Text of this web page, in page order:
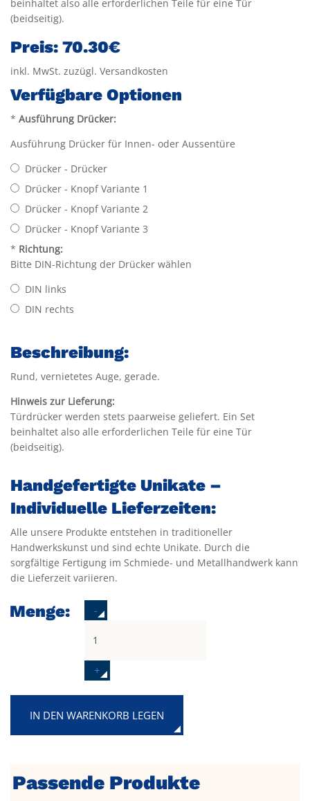
beinhaltet also alle erforderlichen Teile für eine Tür
(beidseitig).
Preis: 70.30€
inkl. MwSt. zuzügl. Versandkosten
Verfügbare Optionen
* Ausführung Drücker:
Ausführung Drücker für Innen- oder Aussentüre
Drücker - Drücker
Drücker - Knopf Variante 1
Drücker - Knopf Variante 2
Drücker - Knopf Variante 3
* Richtung:
Bitte DIN-Richtung der Drücker wählen
DIN links
DIN rechts
Beschreibung:
Rund, vernietetes Auge, gerade.
Hinweis zur Lieferung:
Türdrücker werden stets paarweise geliefert. Ein Set
beinhaltet also alle erforderlichen Teile für eine Tür
(beidseitig).
Handgefertigte Unikate –
Individuelle Lieferzeiten:
Alle unsere Produkte entstehen in traditioneller
Handwerkskunst und sind echte Unikate. Durch die
sorgfältige Fertigung im Schmiede- und Metallhandwerk kann
die Lieferzeit variieren.
Menge: -
+
IN DEN WARENKORB LEGEN
Passende Produkte